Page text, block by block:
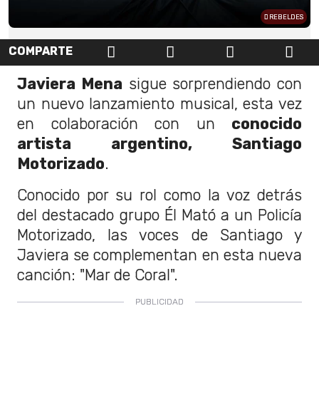
REBELDES
COMPARTE
Javiera Mena sigue sorprendiendo con
un nuevo lanzamiento musical, esta vez
en colaboración con un conocido
artista argentino, Santiago
Motorizado.
Conocido por su rol como la voz detrás
del destacado grupo Él Mató a un Policía
Motorizado, las voces de Santiago y
Javiera se complementan en esta nueva
canción: "Mar de Coral".